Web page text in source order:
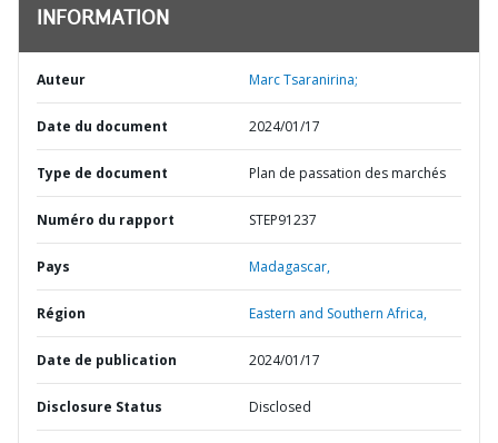
INFORMATION
Auteur Marc Tsaranirina;
Date du document 2024/01/17
Type de document Plan de passation des marchés
Numéro du rapport STEP91237
Pays Madagascar,
Région Eastern and Southern Africa,
Date de publication 2024/01/17
Disclosure Status Disclosed